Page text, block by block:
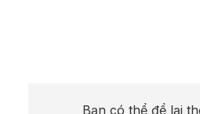
Bạn có thể để lại